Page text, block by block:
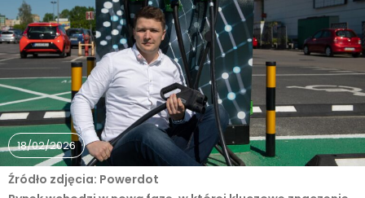
18/02/2026
Źródło zdjęcia: Powerdot